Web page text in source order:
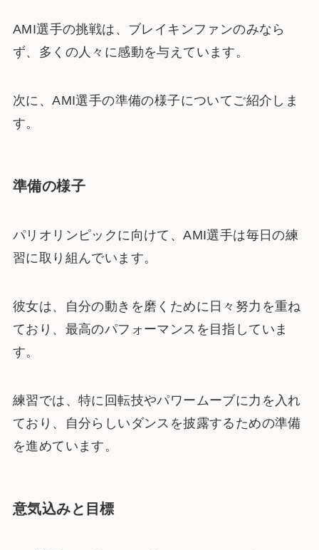
AMI選手の挑戦は、ブレイキンファンのみなら
ず、多くの人々に感動を与えています。
次に、AMI選手の準備の様子についてご紹介しま
す。
準備の様子
パリオリンピックに向けて、AMI選手は毎日の練
習に取り組んでいます。
彼女は、自分の動きを磨くために日々努力を重ね
ており、最高のパフォーマンスを目指していま
す。
練習では、特に回転技やパワームーブに力を入れ
ており、自分らしいダンスを披露するための準備
を進めています。
意気込みと目標